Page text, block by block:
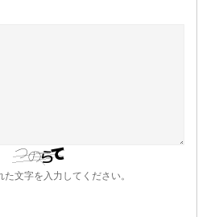
た文字を入力してください。